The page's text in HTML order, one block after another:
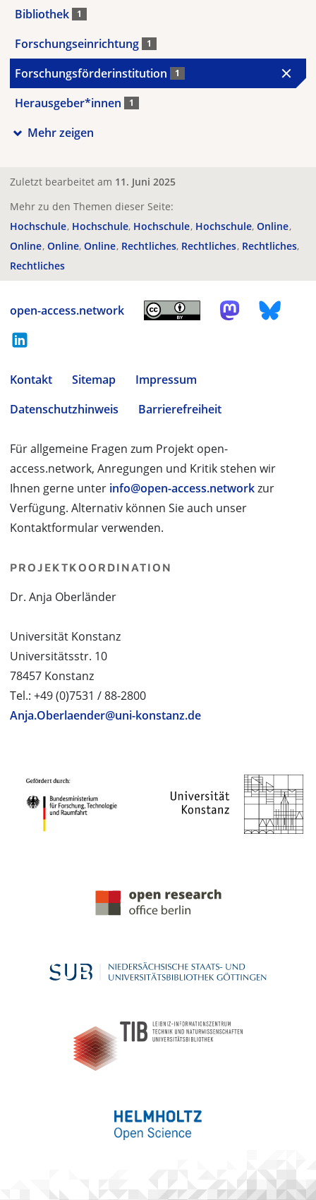
Bibliothek 1
Forschungseinrichtung 1
Forschungsförderinstitution 1
Herausgeber*innen 1
Mehr zeigen
Zuletzt bearbeitet am 11. Juni 2025
Mehr zu den Themen dieser Seite:
Hochschule Hochschule Hochschule Hochschule Online
Online Online Online Rechtliches Rechtliches Rechtliches
Rechtliches
open-access.network
Kontakt Sitemap
Impressum
Datenschutzhinweis
Barrierefreiheit
Für allgemeine Fragen zum Projekt open-
access.network, Anregungen und Kritik stehen wir
Ihnen gerne unter info@open-access.networkzur
Verfügung. Alternativ können Sie auch unser
Kontaktformular verwenden.
PROJEKTKOORDINATION
Dr. Anja Oberländer
Universität Konstanz
Universitätsstr. 10
78457 Konstanz
Tel.: +49 (0)7531 / 88-2800
Anja.Oberlaender@uni-konstanz.de